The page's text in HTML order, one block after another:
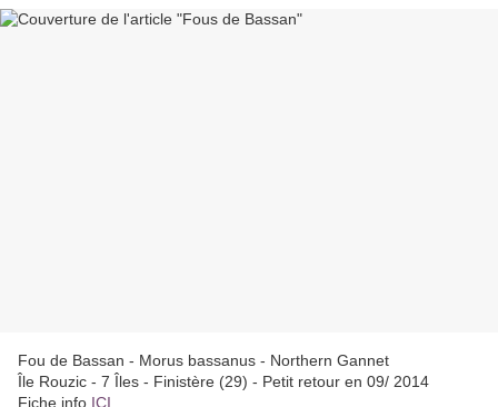
Fou de Bassan - Morus bassanus - Northern Gannet
Île Rouzic - 7 Îles - Finistère (29) - Petit retour en 09/ 2014
Fiche info ICI